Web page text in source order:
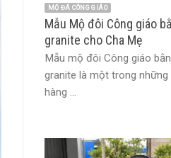
MỘ ĐÁ CÔNG GIÁO
Mẫu Mộ đôi Công giáo
granite cho Cha Mẹ
Mẫu mộ đôi Công giáo
granite là một trong những
hàng ...